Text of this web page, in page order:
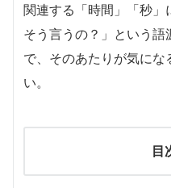
関連する「時間」「秒
そう言うの？」という
で、そのあたりが気にな
い。
目